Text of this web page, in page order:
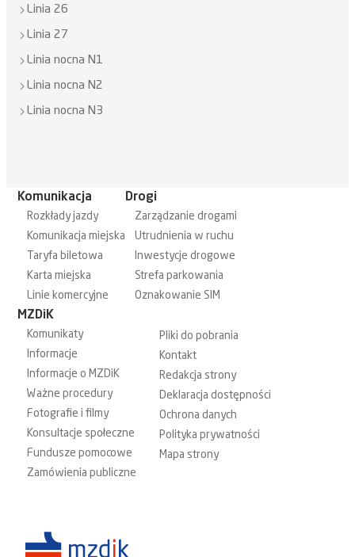
Linia 26
Linia 27
Linia nocna N1
Linia nocna N2
Linia nocna N3
Komunikacja
Rozkłady jazdy
Komunikacja miejska
Taryfa biletowa
Karta miejska
Linie komercyjne
Drogi
Zarządzanie drogami
Utrudnienia w ruchu
Inwestycje drogowe
Strefa parkowania
Oznakowanie SIM
MZDiK
Komunikaty
Informacje
Informacje o MZDiK
Ważne procedury
Fotografie i filmy
Konsultacje społeczne
Fundusze pomocowe
Zamówienia publiczne
Pliki do pobrania
Kontakt
Redakcja strony
Deklaracja dostępności
Ochrona danych
Polityka prywatności
Mapa strony